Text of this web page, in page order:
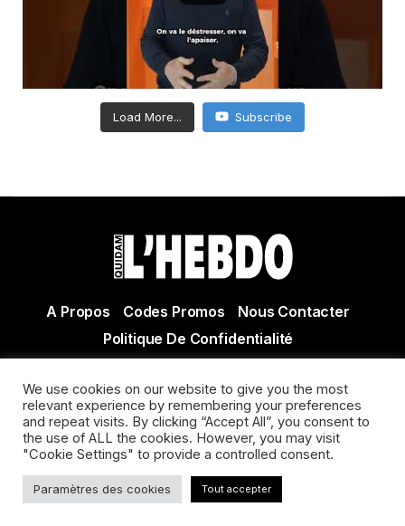
Load More... Subscribe
A Propos Codes Promos
Nous Contacter
Politique De Confidentialité
Actualité Agen - Actualité en lot et Garonne - Actualité
Villeneuve sur Lot
We use cookies on our website to give you the most
relevant experience by remembering your preferences
and repeat visits. By clicking “Accept All”, you consent to
the use of ALL the cookies. However, you may visit
"Cookie Settings" to provide a controlled consent.
Paramètres des cookies Tout accepter